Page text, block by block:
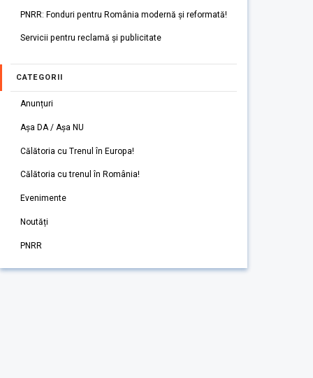
PNRR: Fonduri pentru România modernă și reformată!
Servicii pentru reclamă și publicitate
CATEGORII
Anunțuri
Așa DA / Așa NU
Călătoria cu Trenul în Europa!
Călătoria cu trenul în România!
Evenimente
Noutăți
PNRR